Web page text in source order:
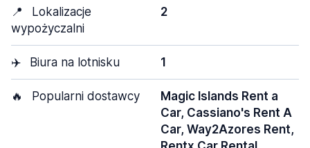
📍
Lokalizacje
wypożyczalni
2
✈️ Biura na lotnisku 1
🔥 Popularni dostawcy
Magic Islands Rent a
Car, Cassiano's Rent A
Car, Way2Azores Rent,